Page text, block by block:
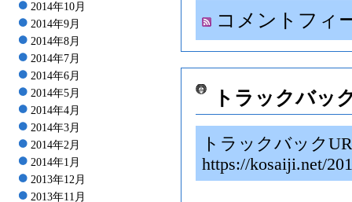
2014年10月
2014年9月
2014年8月
2014年7月
2014年6月
2014年5月
2014年4月
2014年3月
2014年2月
2014年1月
2013年12月
2013年11月
コメントフィ
トラックバッ
トラックバック
https://kosaiji.net/